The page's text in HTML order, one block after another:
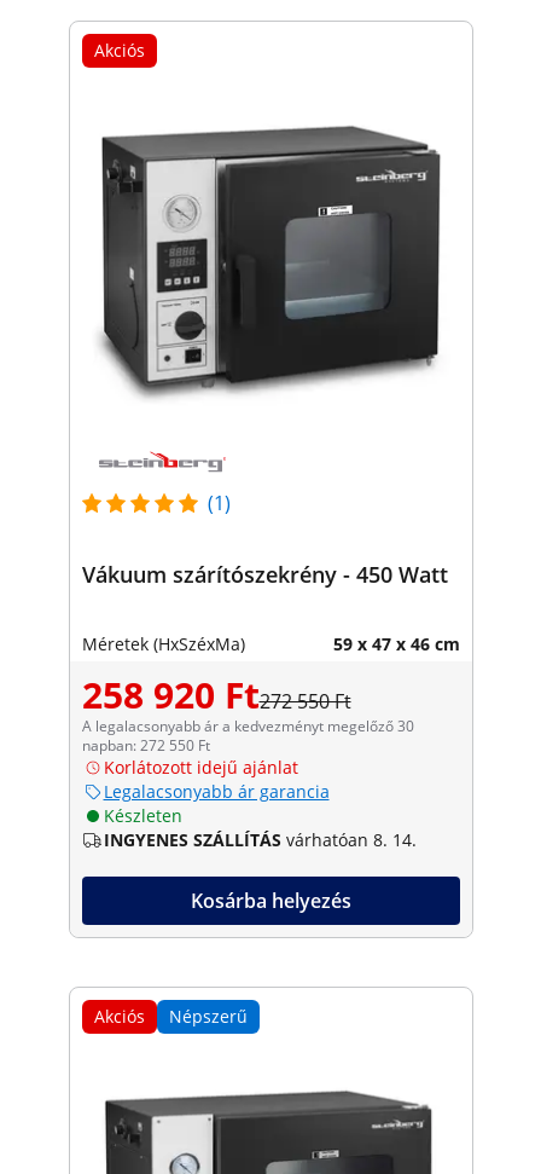
Akciós
(1)
Vákuum szárítószekrény - 450 Watt
Méretek (HxSzéxMa) 59 x 47 x 46 cm
258 920 Ft272 550 Ft
A legalacsonyabb ár a kedvezményt megelőző 30
napban: 272 550 Ft
Korlátozott idejű ajánlat
Legalacsonyabb ár garancia
Készleten
INGYENES SZÁLLÍTÁS várhatóan 8. 14.
Kosárba helyezés
Akciós Népszerű